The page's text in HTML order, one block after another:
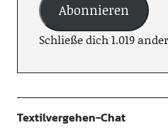
Abonnieren
Schließe dich 1.019
Textilvergehen-Chat